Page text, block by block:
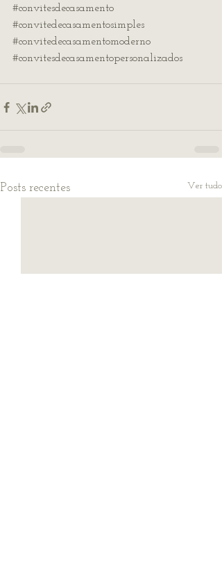
#convitesdecasamento
#convitedecasamentosimples
#convitedecasamentomoderno
#convitesdecasamentopersonalizados
Posts recentes Ver tudo